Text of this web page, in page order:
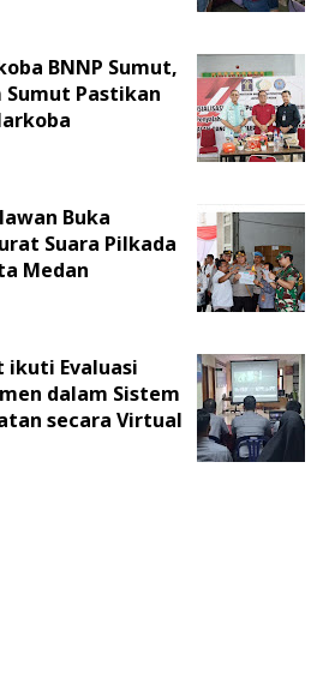
BNNP Sumut,
Sumut Pastikan
Buka
Suara Pilkada
Medan
ikuti Evaluasi
dalam Sistem
secara Virtual